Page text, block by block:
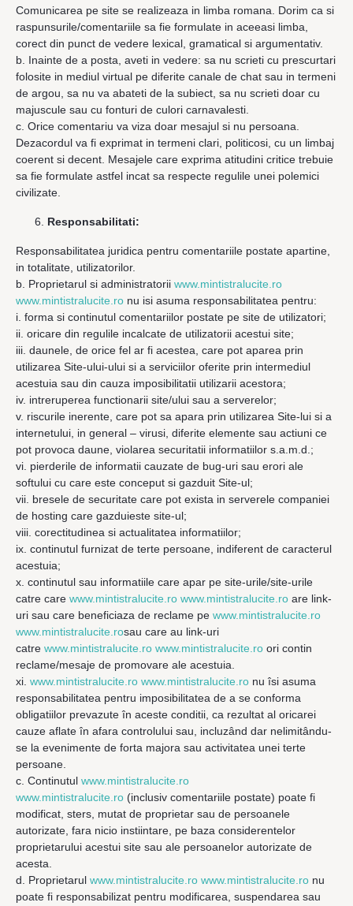
Comunicarea pe site se realizeaza in limba romana. Dorim ca si
raspunsurile/comentariile sa fie formulate in aceeasi limba,
corect din punct de vedere lexical, gramatical si argumentativ.
b. Inainte de a posta, aveti in vedere: sa nu scrieti cu prescurtari
folosite in mediul virtual pe diferite canale de chat sau in termeni
de argou, sa nu va abateti de la subiect, sa nu scrieti doar cu
majuscule sau cu fonturi de culori carnavalesti.
c. Orice comentariu va viza doar mesajul si nu persoana.
Dezacordul va fi exprimat in termeni clari, politicosi, cu un limbaj
coerent si decent. Mesajele care exprima atitudini critice trebuie
sa fie formulate astfel incat sa respecte regulile unei polemici
civilizate.
Responsabilitati:
Responsabilitatea juridica pentru comentariile postate apartine,
in totalitate, utilizatorilor.
b. Proprietarul si administratorii www.mintistralucite.ro
www.mintistralucite.ro nu isi asuma responsabilitatea pentru:
i. forma si continutul comentariilor postate pe site de utilizatori;
ii. oricare din regulile incalcate de utilizatorii acestui site;
iii. daunele, de orice fel ar fi acestea, care pot aparea prin
utilizarea Site-ului-ului si a serviciilor oferite prin intermediul
acestuia sau din cauza imposibilitatii utilizarii acestora;
iv. intreruperea functionarii site/ului sau a serverelor;
v. riscurile inerente, care pot sa apara prin utilizarea Site-lui si a
internetului, in general – virusi, diferite elemente sau actiuni ce
pot provoca daune, violarea securitatii informatiilor s.a.m.d.;
vi. pierderile de informatii cauzate de bug-uri sau erori ale
softului cu care este conceput si gazduit Site-ul;
vii. bresele de securitate care pot exista in serverele companiei
de hosting care gazduieste site-ul;
viii. corectitudinea si actualitatea informatiilor;
ix. continutul furnizat de terte persoane, indiferent de caracterul
acestuia;
x. continutul sau informatiile care apar pe site-urile/site-urile
catre care www.mintistralucite.ro www.mintistralucite.ro are link-
uri sau care beneficiaza de reclame pe www.mintistralucite.ro
www.mintistralucite.rosau care au link-uri
catre www.mintistralucite.ro www.mintistralucite.ro ori contin
reclame/mesaje de promovare ale acestuia.
xi. www.mintistralucite.ro www.mintistralucite.ro nu îsi asuma
responsabilitatea pentru imposibilitatea de a se conforma
obligatiilor prevazute în aceste conditii, ca rezultat al oricarei
cauze aflate în afara controlului sau, incluzând dar nelimitându-
se la evenimente de forta majora sau activitatea unei terte
persoane.
c. Continutul www.mintistralucite.ro
www.mintistralucite.ro (inclusiv comentariile postate) poate fi
modificat, sters, mutat de proprietar sau de persoanele
autorizate, fara nicio instiintare, pe baza considerentelor
proprietarului acestui site sau ale persoanelor autorizate de
acesta.
d. Proprietarul www.mintistralucite.ro www.mintistralucite.ro nu
poate fi responsabilizat pentru modificarea, suspendarea sau